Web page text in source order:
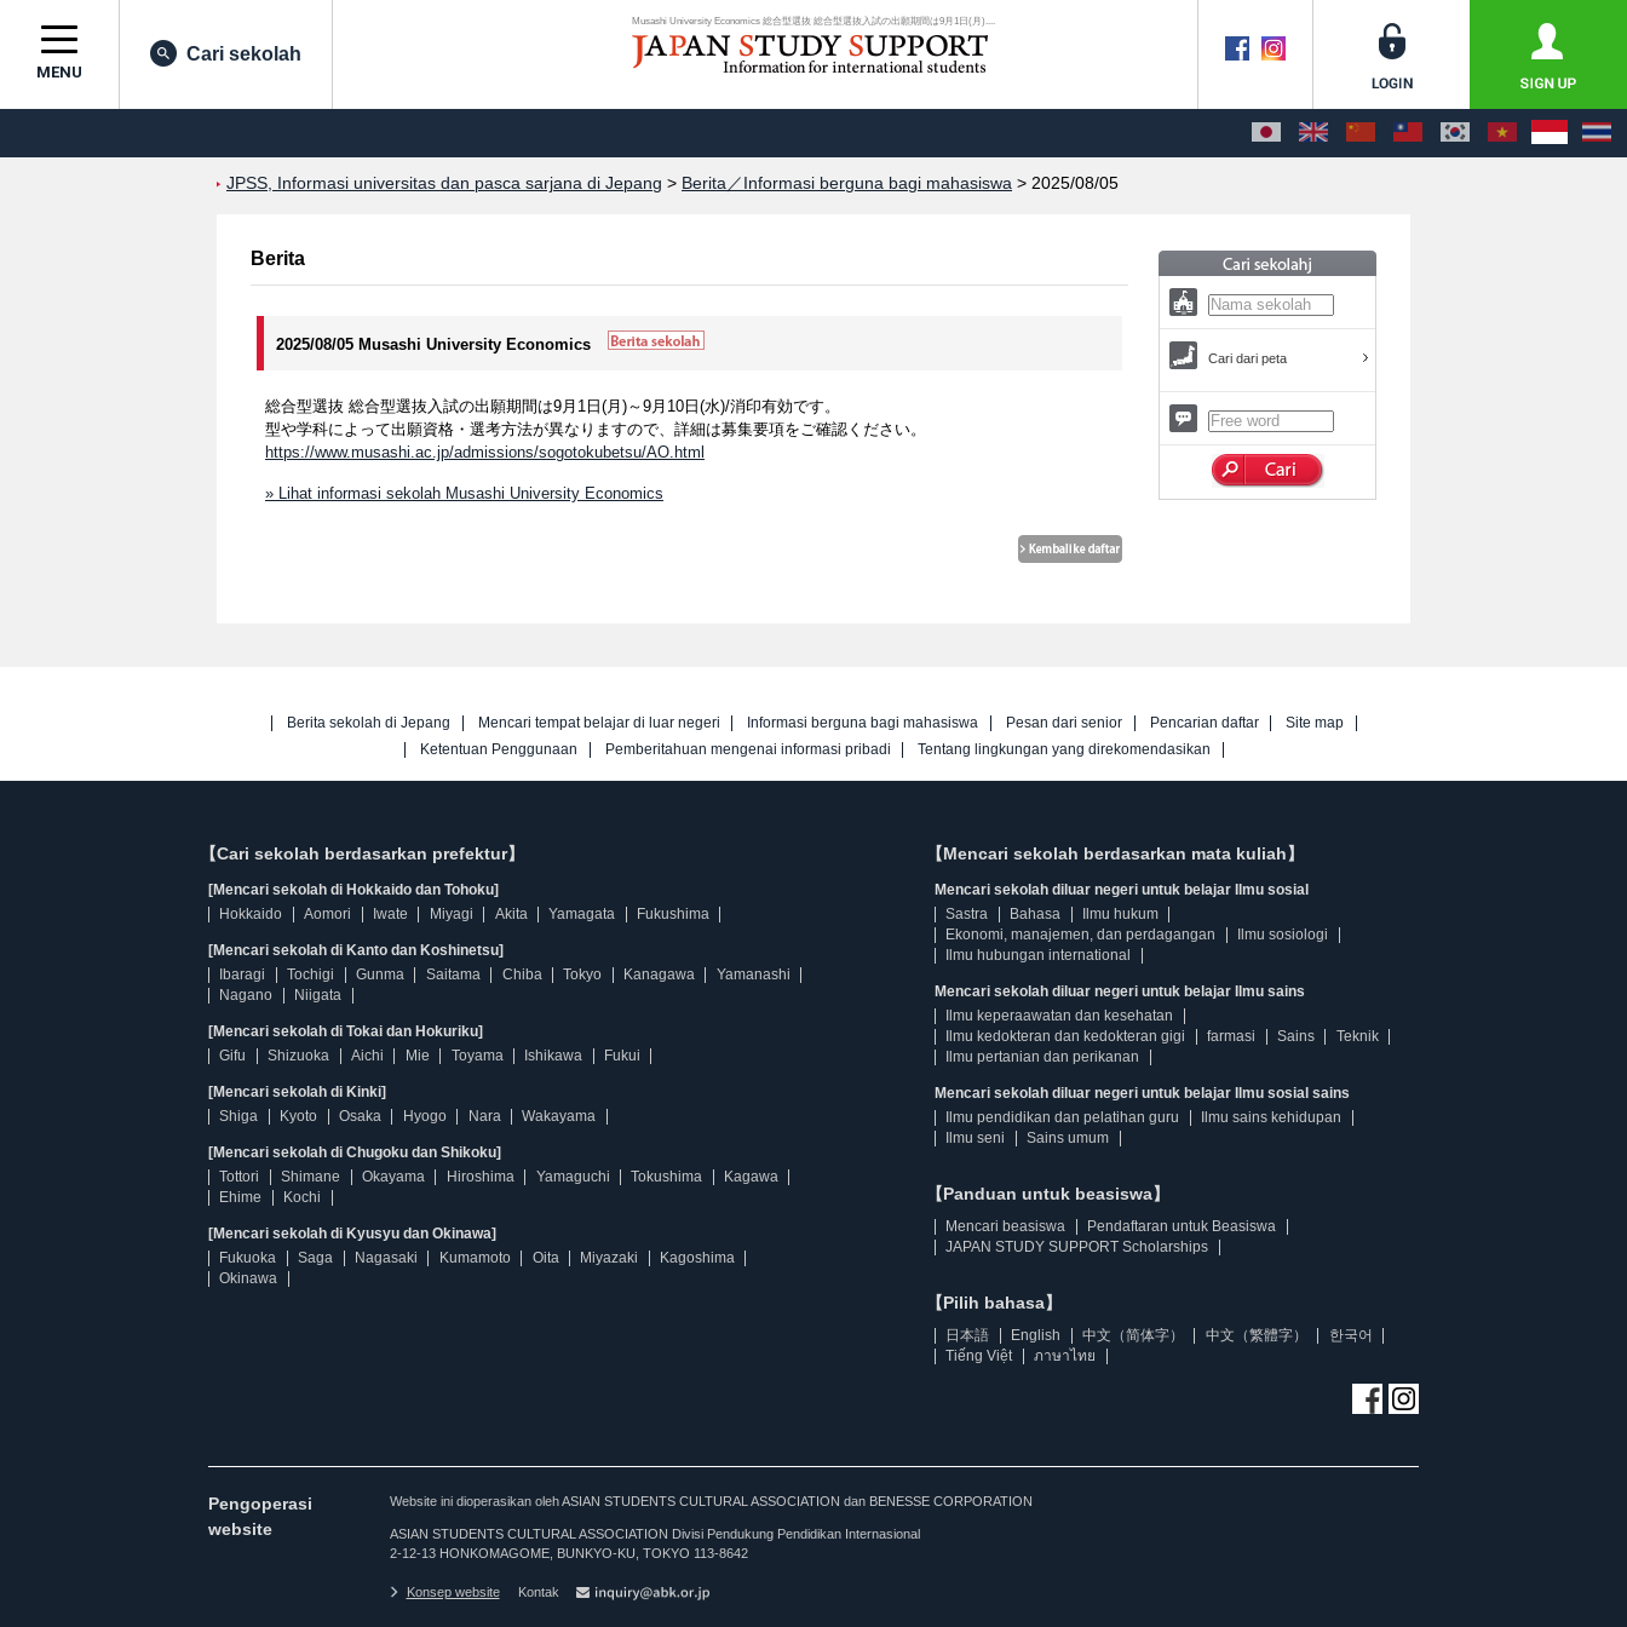
Musashi University Economics 総合型選抜 総合型選抜入試の出願期間は9月1日(月)....
MENU
Cari sekolah
JPSS, Informasi universitas dan pasca sarjana di Jepang > Berita／Informasi berguna bagi mahasiswa > 2025/08/05
Berita
2025/08/05 Musashi University Economics
総合型選抜 総合型選抜入試の出願期間は9月1日(月)～9月10日(水)/消印有効です。
型や学科によって出願資格・選考方法が異なりますので、詳細は募集要項をご確認ください。
https://www.musashi.ac.jp/admissions/sogotokubetsu/AO.html
» Lihat informasi sekolah Musashi University Economics
Cari dari peta
Berita sekolah di Jepang Mencari tempat belajar di luar negeri Informasi berguna bagi mahasiswa Pesan dari senior Pencarian daftar
Site map
Ketentuan Penggunaan
Pemberitahuan mengenai informasi pribadi Tentang lingkungan yang direkomendasikan
【Cari sekolah berdasarkan prefektur】
[Mencari sekolah di Hokkaido dan Tohoku]
Hokkaido
Aomori Iwate Miyagi Akita Yamagata Fukushima
[Mencari sekolah di Kanto dan Koshinetsu]
Ibaragi
Tochigi Gunma Saitama Chiba Tokyo Kanagawa
Yamanashi
Nagano
Niigata
[Mencari sekolah di Tokai dan Hokuriku]
Gifu
Shizuoka Aichi Mie Toyama Ishikawa Fukui
[Mencari sekolah di Kinki]
Shiga
Kyoto Osaka Hyogo Nara Wakayama
[Mencari sekolah di Chugoku dan Shikoku]
Tottori
Shimane Okayama Hiroshima Yamaguchi Tokushima
Kagawa
Ehime
Kochi
[Mencari sekolah di Kyusyu dan Okinawa]
Fukuoka
Saga Nagasaki Kumamoto Oita Miyazaki
Kagoshima
Okinawa
【Mencari sekolah berdasarkan mata kuliah】
Mencari sekolah diluar negeri untuk belajar Ilmu sosial
Sastra
Bahasa
Ilmu hukum
Ekonomi, manajemen, dan perdagangan
Ilmu sosiologi
Ilmu hubungan international
Mencari sekolah diluar negeri untuk belajar Ilmu sains
Ilmu keperaawatan dan kesehatan
Ilmu kedokteran dan kedokteran gigi
farmasi Sains
Teknik
Ilmu pertanian dan perikanan
Mencari sekolah diluar negeri untuk belajar Ilmu sosial sains
Ilmu pendidikan dan pelatihan guru
Ilmu sains kehidupan
Ilmu seni
Sains umum
【Panduan untuk beasiswa】
Mencari beasiswa
Pendaftaran untuk Beasiswa
JAPAN STUDY SUPPORT Scholarships
【Pilih bahasa】
日本語 English 中文（简体字） 中文（繁體字）
한국어
Tiếng Việt
ภาษาไทย
Pengoperasi
website
Website ini dioperasikan oleh ASIAN STUDENTS CULTURAL ASSOCIATION dan BENESSE CORPORATION
ASIAN STUDENTS CULTURAL ASSOCIATION Divisi Pendukung Pendidikan Internasional
2-12-13 HONKOMAGOME, BUNKYO-KU, TOKYO 113-8642
Konsep website Kontak